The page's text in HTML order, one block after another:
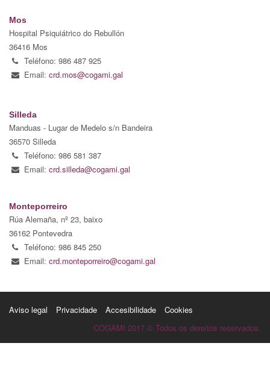
Mos
Hospital Psiquiátrico do Rebullón
36416 Mos
Teléfono: 986 487 925
Email: crd.mos@cogami.gal
Silleda
Manduas - Lugar de Medelo s/n Bandeira
36570 Silleda
Teléfono: 986 581 387
Email: crd.silleda@cogami.gal
Monteporreiro
Rúa Alemaña, nº 23, baixo
36162 Pontevedra
Teléfono: 986 845 250
Email: crd.monteporreiro@cogami.gal
Aviso legal Privacidade Accesibilidade
Cookies
COGAMI 2017 © Todos os dereitos reservados.